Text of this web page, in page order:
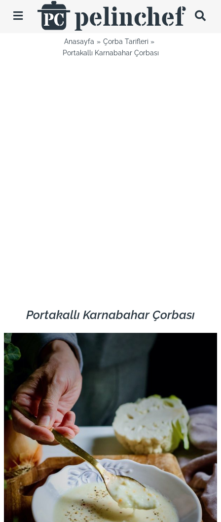
Toggle
Navigation
Anasayfa
Çorba Tarifleri
Portakallı Karnabahar Çorbası
Portakallı Karnabahar Çorbası